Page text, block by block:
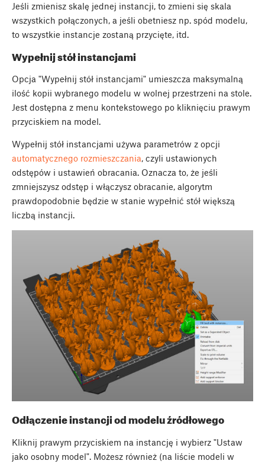
Jeśli zmienisz skalę jednej instancji, to zmieni się skala
wszystkich połączonych, a jeśli obetniesz np. spód modelu,
to wszystkie instancje zostaną przycięte, itd.
Wypełnij stół instancjami
Opcja "Wypełnij stół instancjami" umieszcza maksymalną
ilość kopii wybranego modelu w wolnej przestrzeni na stole.
Jest dostępna z menu kontekstowego po kliknięciu prawym
przyciskiem na model.
Wypełnij stół instancjami używa parametrów z opcji
automatycznego rozmieszczania, czyli ustawionych
odstępów i ustawień obracania. Oznacza to, że jeśli
zmniejszysz odstęp i włączysz obracanie, algorytm
prawdopodobnie będzie w stanie wypełnić stół większą
liczbą instancji.
Odłączenie instancji od modelu źródłowego
Kliknij prawym przyciskiem na instancję i wybierz "Ustaw
jako osobny model". Możesz również (na liście modeli w